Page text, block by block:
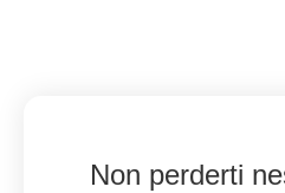
Non perderti